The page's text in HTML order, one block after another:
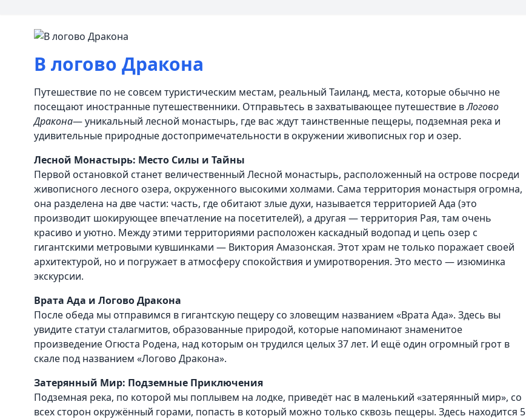
В логово Дракона
Путешествие по не совсем туристическим местам, реальный Таиланд, места, которые обычно не
посещают иностранные путешественники. Отправьтесь в захватывающее путешествие вЛогово
Дракона— уникальный лесной монастырь, где вас ждут таинственные пещеры, подземная река и
удивительные природные достопримечательности в окружении живописных гор и озер.
Лесной Монастырь: Место Силы и Тайны
Первой остановкой станет величественный Лесной монастырь, расположенный на острове посреди
живописного лесного озера, окруженного высокими холмами. Сама территория монастыря огромна,
она разделена на две части: часть, где обитают злые духи, называется территорией Ада (это
производит шокирующее впечатление на посетителей), а другая — территория Рая, там очень
красиво и уютно. Между этими территориями расположен каскадный водопад и цепь озер с
гигантскими метровыми кувшинками — Виктория Амазонская. Этот храм не только поражает своей
архитектурой, но и погружает в атмосферу спокойствия и умиротворения. Это место — изюминка
экскурсии.
Врата Ада и Логово Дракона
После обеда мы отправимся в гигантскую пещеру со зловещим названием «Врата Ада». Здесь вы
увидите статуи сталагмитов, образованные природой, которые напоминают знаменитое
произведение Огюста Родена, над которым он трудился целых 37 лет. И ещё один огромный грот в
скале под названием «Логово Дракона».
Затерянный Мир: Подземные Приключения
Подземная река, по которой мы поплывем на лодке, приведёт нас в маленький «затерянный мир», со
всех сторон окружённый горами, попасть в который можно только сквозь пещеры. Здесь находится 5